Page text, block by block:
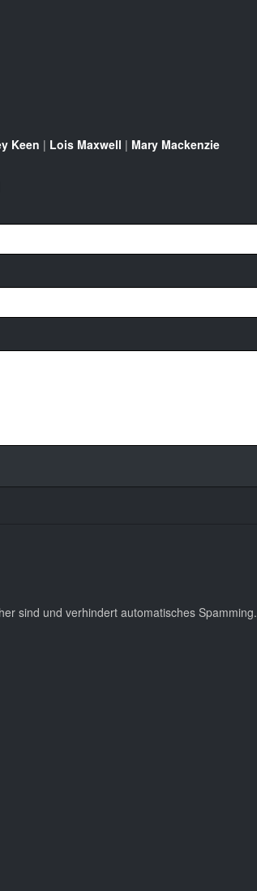
Keen | Lois Maxwell | Mary Mackenzie
sind und verhindert automatisches Spamming.